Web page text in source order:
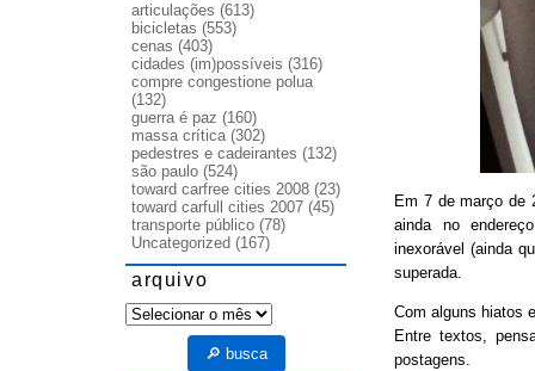
Em 7 de março de
ainda no
inexorável (ainda
superada.
Com alguns hiatos
Entre textos,
postagens.
articulações (613)
bicicletas (553)
cenas (403)
cidades (im)possíveis (316)
compre congestione polua
(132)
guerra é paz (160)
massa crítica(302)
pedestres e cadeirantes (132)
são paulo (524)
toward carfree cities 2008 (23)
toward carfull cities 2007 (45)
transporte público (78)
Uncategorized (167)
arquivo
arquivo
🔎 busca